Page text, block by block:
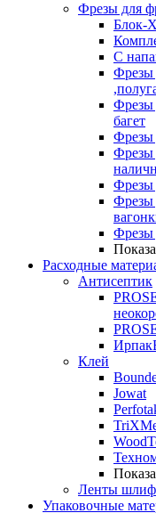
Фрезы для
Блок-
С
Фрезы
Фрезы
багет
Фрезы
Фрезы
Фрезы
Фрезы
Фрезы
Расходные
Антисептик
Клей
Jowat
Ленты
Упаковочные